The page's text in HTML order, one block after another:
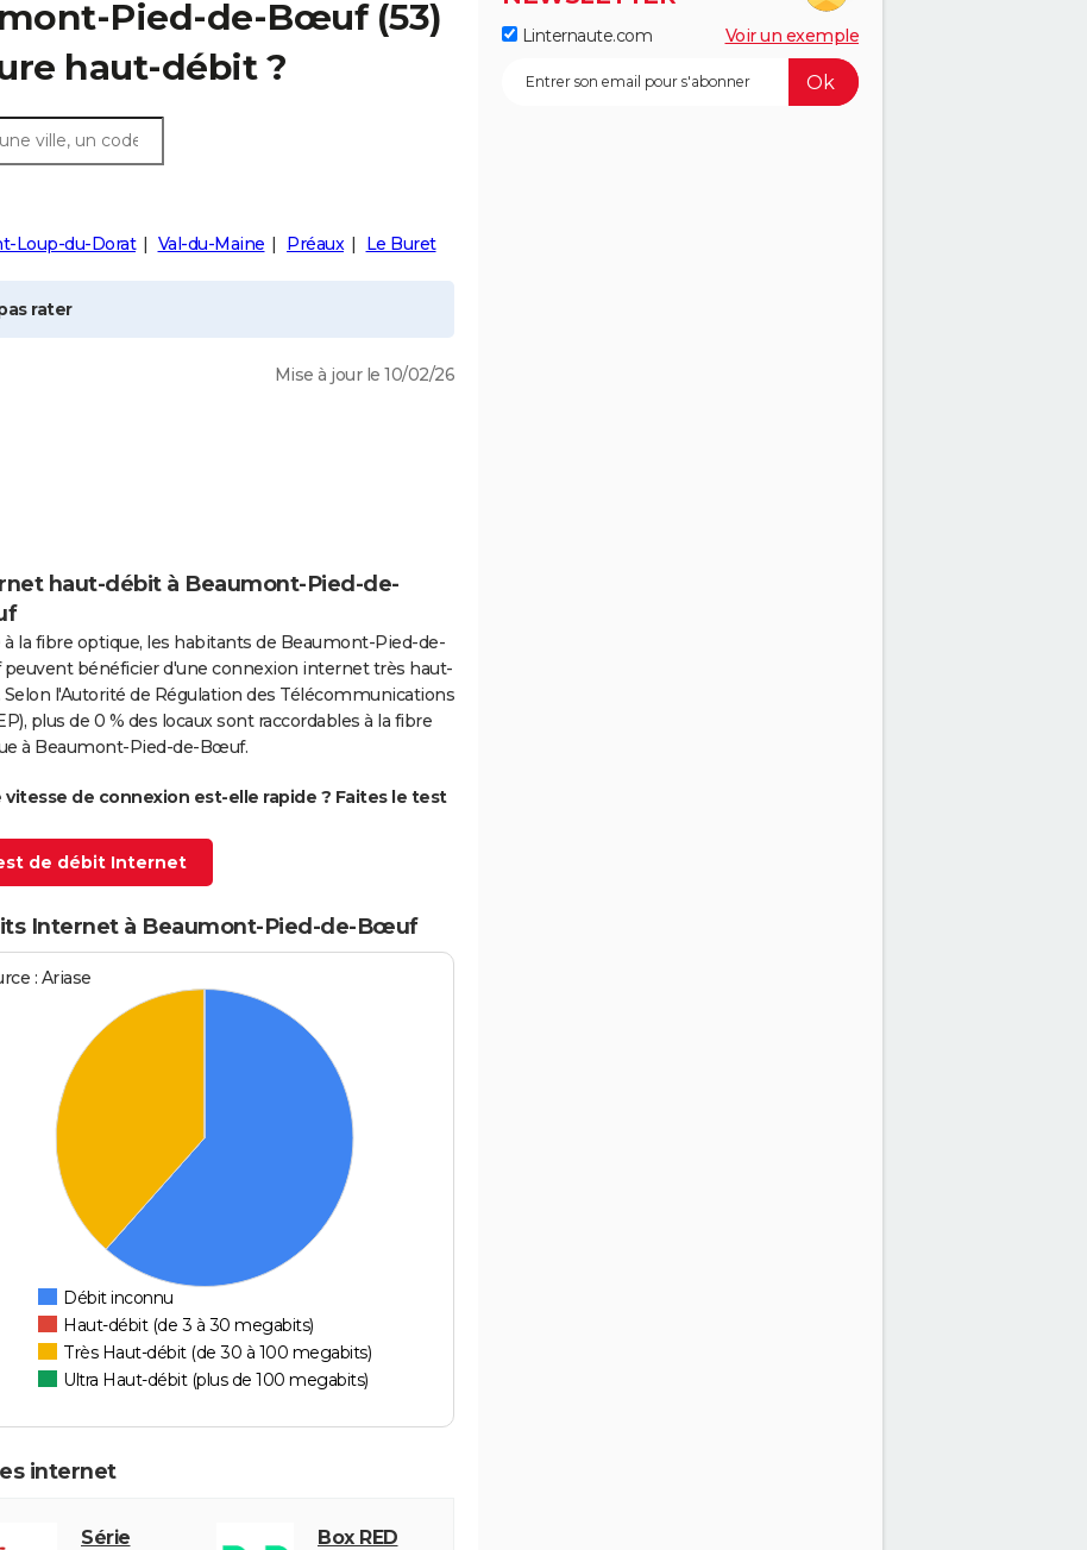
Pied-de-Bœuf(53)
haut-débit ?
Loup-du-Dorat Val-du-Maine Préaux Le Buret
rater
Mise à jour le 10/02/26
haut-débit à Beaumont-Pied-de-
à la fibre optique, les habitants de Beaumont-Pied-de-
bénéficier d'une connexion internet très haut-
Selon l'Autorité de Régulation des Télécommunications
plus de 0 % des locaux sont raccordables à la fibre
à Beaumont-Pied-de-Bœuf.
vitesse de connexion est-elle rapide ? Faites le test
de débit Internet
Internet à Beaumont-Pied-de-Bœuf
: Ariase
Débit inconnu
Haut-débit (de 3 à 30 megabits)
Très Haut-débit (de 30 à 100 megabits)
Ultra Haut-débit (plus de 100 megabits)
internet
Série
Box RED
Linternaute.com Voir un exemple